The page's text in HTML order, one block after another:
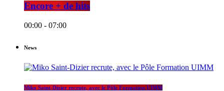
Encore + de hits
00:00 - 07:00
News
Miko Saint-Dizier recrute, avec le Pôle Formation UIMM